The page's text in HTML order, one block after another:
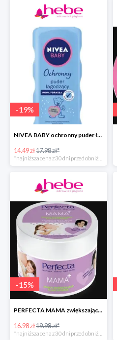
-19%
NIVEA BABY ochronny puder łagodzący dla dzieci
14.49 zł17.98 zł*
*najniższa cena z 30 dni przed obniżką
-15%
PERFECTA MAMA zwiększające elastyczność skóry masło do ciała
16.98 zł19.98 zł*